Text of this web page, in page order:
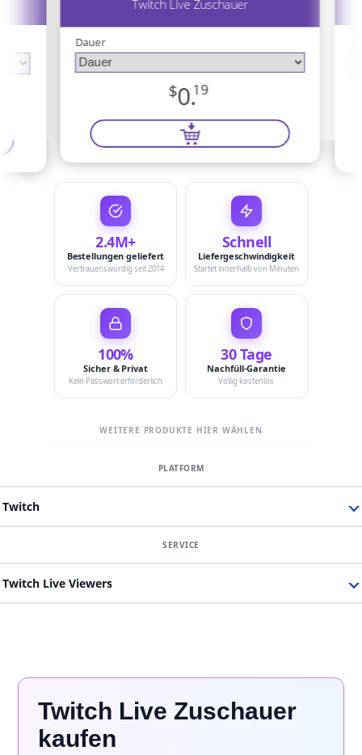
Twitch Live Zuschauer
Dauer
$0.19
2.4M+
Bestellungen geliefert
Vertrauenswürdig seit 2014
Schnell
Liefergeschwindigkeit
Startet innerhalb von Minuten
100%
Sicher & Privat
Kein Passwort erforderlich
30 Tage
Nachfüll-Garantie
Völlig kostenlos
WEITERE PRODUKTE HIER WÄHLEN
Twitch
Twitch Live Viewers
Twitch Live Zuschauer
kaufen